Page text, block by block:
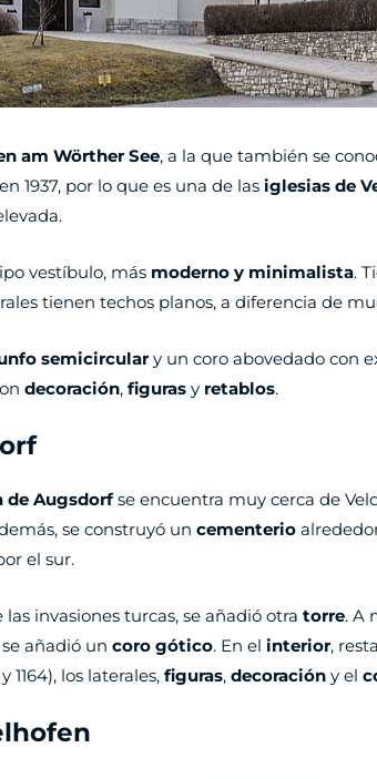
am Wörther See, a la que también se
1937, por lo que es una de las iglesias de
vestíbulo, más moderno y minimalista.
tienen techos planos, a diferencia de
semicirculary un coro abovedado con
decoración, figuras y retablos.
de Augsdorfse encuentra muy cerca de
se construyó un cementerio
el sur.
invasiones turcas, se añadió otra torre. A
añadió un coro gótico. En el interior,
1164), los laterales, figuras, decoración y el